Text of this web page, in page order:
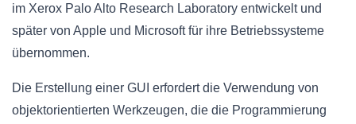
im Xerox Palo Alto Research Laboratory entwickelt und
später von Apple und Microsoft für ihre Betriebssysteme
übernommen.
Die Erstellung einer GUI erfordert die Verwendung von
objektorientierten Werkzeugen, die die Programmierung